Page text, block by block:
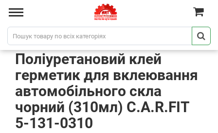
Поліуретановий клей
герметик для вклеювання
автомобільного скла
чорний (310мл) C.A.R.FIT
5-131-0310